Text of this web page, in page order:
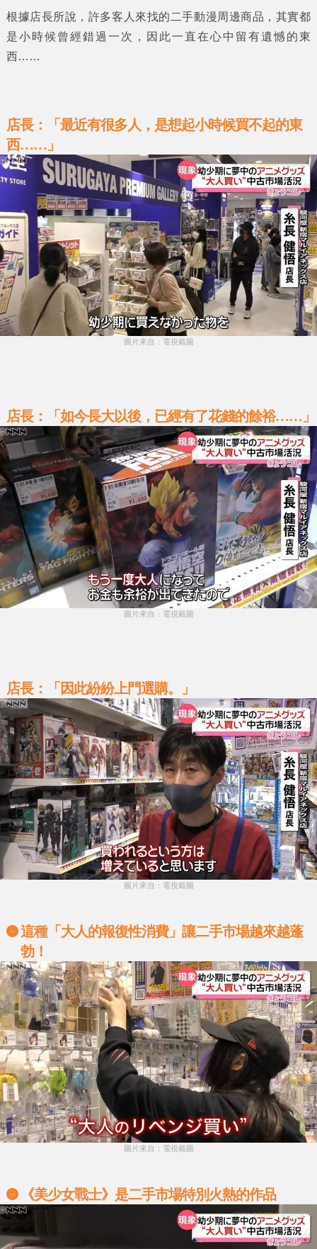
根據店長所說，許多客人來找的二手動漫周邊商品，其實都
是小時候曾經錯過一次，因此一直在心中留有遺憾的東
西……
店長：「最近有很多人，是想起小時候買不起的東
西……」
圖片來自：電視截圖
店長：「如今長大以後，已經有了花錢的餘裕……」
圖片來自：電視截圖
店長：「因此紛紛上門選購。」
圖片來自：電視截圖
這種「大人的報復性消費」讓二手市場越來越蓬
勃！
圖片來自：電視截圖
《美少女戰士》是二手市場特別火熱的作品